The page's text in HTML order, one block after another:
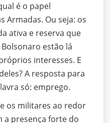
é o papel
Armadas. Ou seja: os
ativa e reserva que
estão lá
interesses. E
A resposta para
só: emprego.
os militares ao redor
a presença forte do